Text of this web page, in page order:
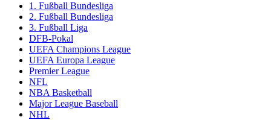
1. Fußball Bundesliga
2. Fußball Bundesliga
3. Fußball Liga
DFB-Pokal
UEFA Champions League
UEFA Europa League
Premier League
NFL
NBA Basketball
Major League Baseball
NHL